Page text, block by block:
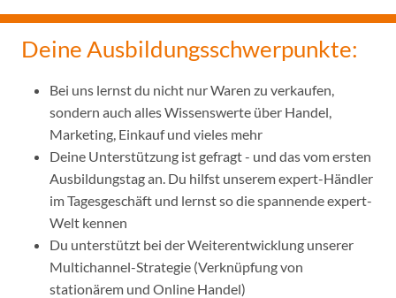
Deine Ausbildungsschwerpunkte:
Bei uns lernst du nicht nur Waren zu verkaufen,
sondern auch alles Wissenswerte über Handel,
Marketing, Einkauf und vieles mehr
Deine Unterstützung ist gefragt - und das vom ersten
Ausbildungstag an. Du hilfst unserem expert-Händler
im Tagesgeschäft und lernst so die spannende expert-
Welt kennen
Du unterstützt bei der Weiterentwicklung unserer
Multichannel-Strategie (Verknüpfung von
stationärem und Online Handel)